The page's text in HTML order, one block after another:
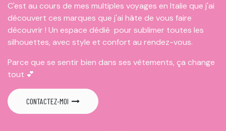
C'est au cours de mes multiples voyages en Italie que j'ai
découvert ces marques que j'ai hâte de vous faire
découvrir ! Un espace dédié pour sublimer toutes les
silhouettes, avec style et confort au rendez-vous.
Parce que se sentir bien dans ses vêtements, ça change
tout 💕
CONTACTEZ-MOI